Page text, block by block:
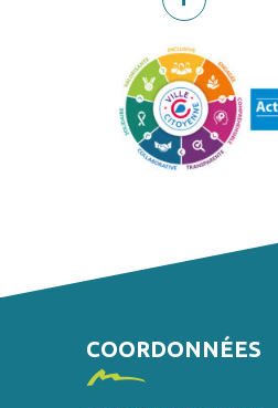
vers
le
compte
Facebook
COORDONNÉES